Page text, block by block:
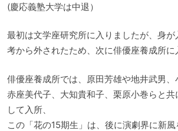
(慶応義塾大学は中退）
最初は文学座研究所に入りましたが、身
考から外されたため、次に俳優座養成所に
俳優座養成所では、原田芳雄や地井武男、
赤座美代子、大知貴和子、栗原小巻らと共
して入所、
この「花の15期生」は、後に演劇界に新